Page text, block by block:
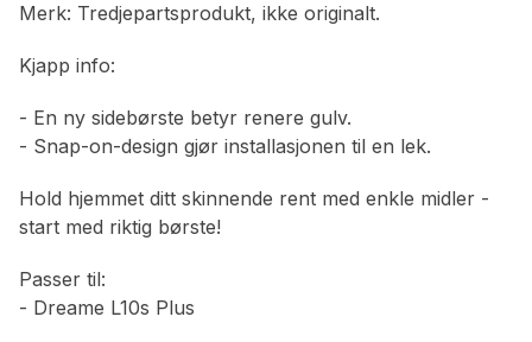
Merk: Tredjepartsprodukt, ikke originalt.
Kjapp info:
- En ny sidebørste betyr renere gulv.
- Snap-on-design gjør installasjonen til en lek.
Hold hjemmet ditt skinnende rent med enkle midler -
start med riktig børste!
Passer til:
- Dreame L10s Plus